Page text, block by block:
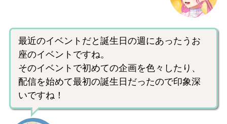
最近のイベントだと誕生日の週にあったうお
座のイベントですね。
そのイベントで初めての企画を色々したり、
配信を始めて最初の誕生日だったので印象深
いですね！